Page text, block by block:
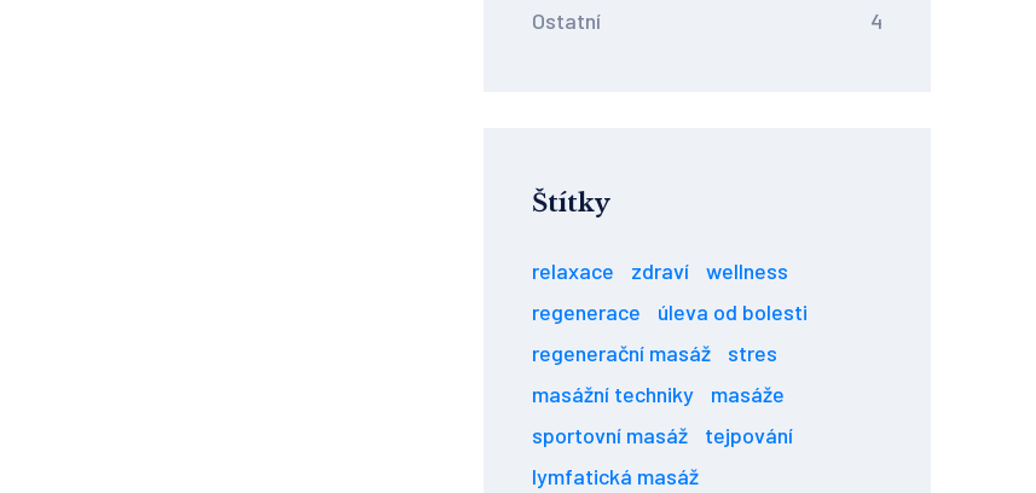
Ostatní 4
Štítky
relaxace zdraví
wellness
regenerace
úleva od bolesti
regenerační masáž
stres
masážní techniky
masáže
sportovní masáž
tejpování
lymfatická masáž